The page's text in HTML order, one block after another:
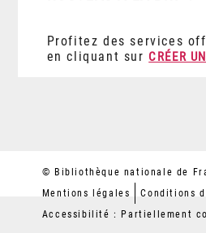
Profitez des services
en cliquant sur CRÉER
© Bibliothèque nationale de
Mentions légales
Conditions
Accessibilité : Partiellement